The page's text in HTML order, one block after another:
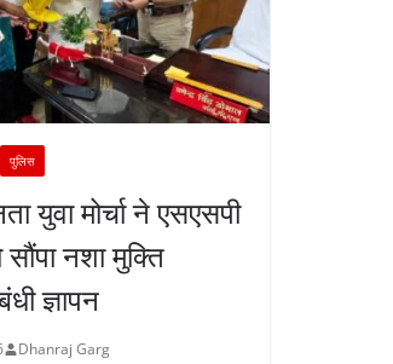
पुलिस
युवा मोर्चा ने एसएसपी
नशा मुक्ति
ज्ञापन
Dhanraj Garg